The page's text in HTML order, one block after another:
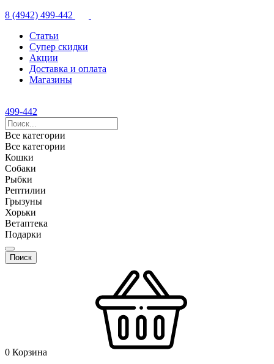
8 (4942) 499-442
Статьи
Супер скидки
Акции
Доставка и оплата
Магазины
499-442
Все категории
Все категории
Кошки
Собаки
Рыбки
Рептилии
Грызуны
Хорьки
Ветаптека
Подарки
0 Корзина